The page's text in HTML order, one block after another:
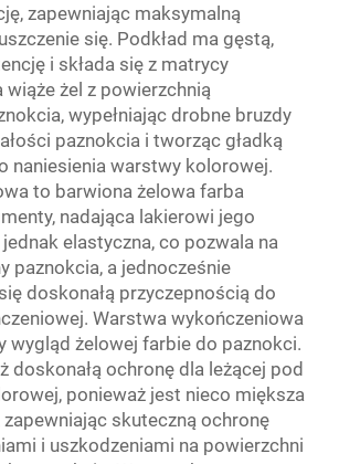
zapewniając maksymalną
się. Podkład ma gęstą,
i składa się z matrycy
wiąże żel z powierzchnią
wypełniając drobne bruzdy
paznokcia i tworząc gładką
naniesienia warstwy kolorowej.
to barwiona żelowa farba
nadająca lakierowi jego
elastyczna, co pozwala na
paznokcia, a jednocześnie
doskonałą przyczepnością do
Warstwa wykończeniowa
wygląd żelowej farbie do paznokci.
doskonałą ochronę dla leżącej pod
ponieważ jest nieco miększa
skuteczną ochronę
i uszkodzeniami na powierzchni